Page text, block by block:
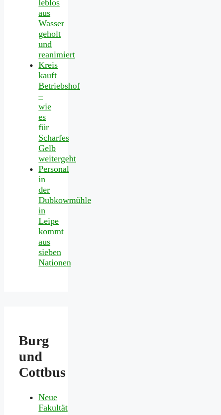
leblos
aus
Wasser
geholt
und
reanimiert
Kreis
kauft
Betriebshof
–
wie
es
für
Scharfes
Gelb
weitergeht
Personal
in
der
Dubkowmühle
in
Leipe
kommt
aus
sieben
Nationen
Burg
und
Cottbus
Neue
Fakultät